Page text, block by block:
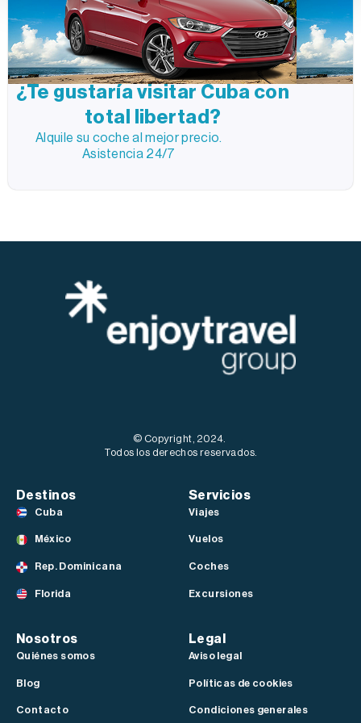
¿Te gustaría visitar Cuba con
total libertad?
Alquile su coche al mejor precio.
Asistencia 24/7
© Copyright, 2024.
Todos los derechos reservados.
Destinos
Cuba
México
Rep. Dominicana
Florida
Servicios
Viajes
Vuelos
Coches
Excursiones
Nosotros
Quiénes somos
Blog
Contacto
Legal
Aviso legal
Políticas de cookies
Condiciones generales